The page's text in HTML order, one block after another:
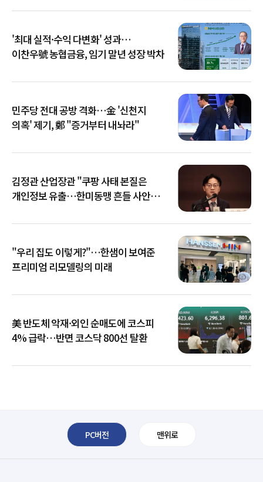
'최대 실적·수익 다변화' 성과…
이찬우號 농협금융, 임기 말년 성장 박차
민주당 전대 공방 격화…金 '신천지
의혹' 제기, 鄭 "증거부터 내놔라"
김정관 산업장관 "쿠팡 사태 본질은
개인정보 유출…한미동맹 흔들 사안
"우리 집도 이렇게?"…한샘이 보여준
프리미엄 리모델링의 미래
美 반도체 악재·외인 순매도에 코스피
4% 급락…반면 코스닥 800선 탈환
PC버전 맨위로